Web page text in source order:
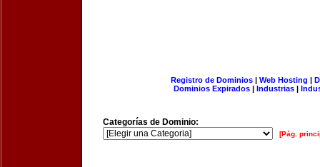
Registro de Dominios| Web Hosting |
Dominios Expirados | Industrias |
Categorías de Dominio:
[Pág.